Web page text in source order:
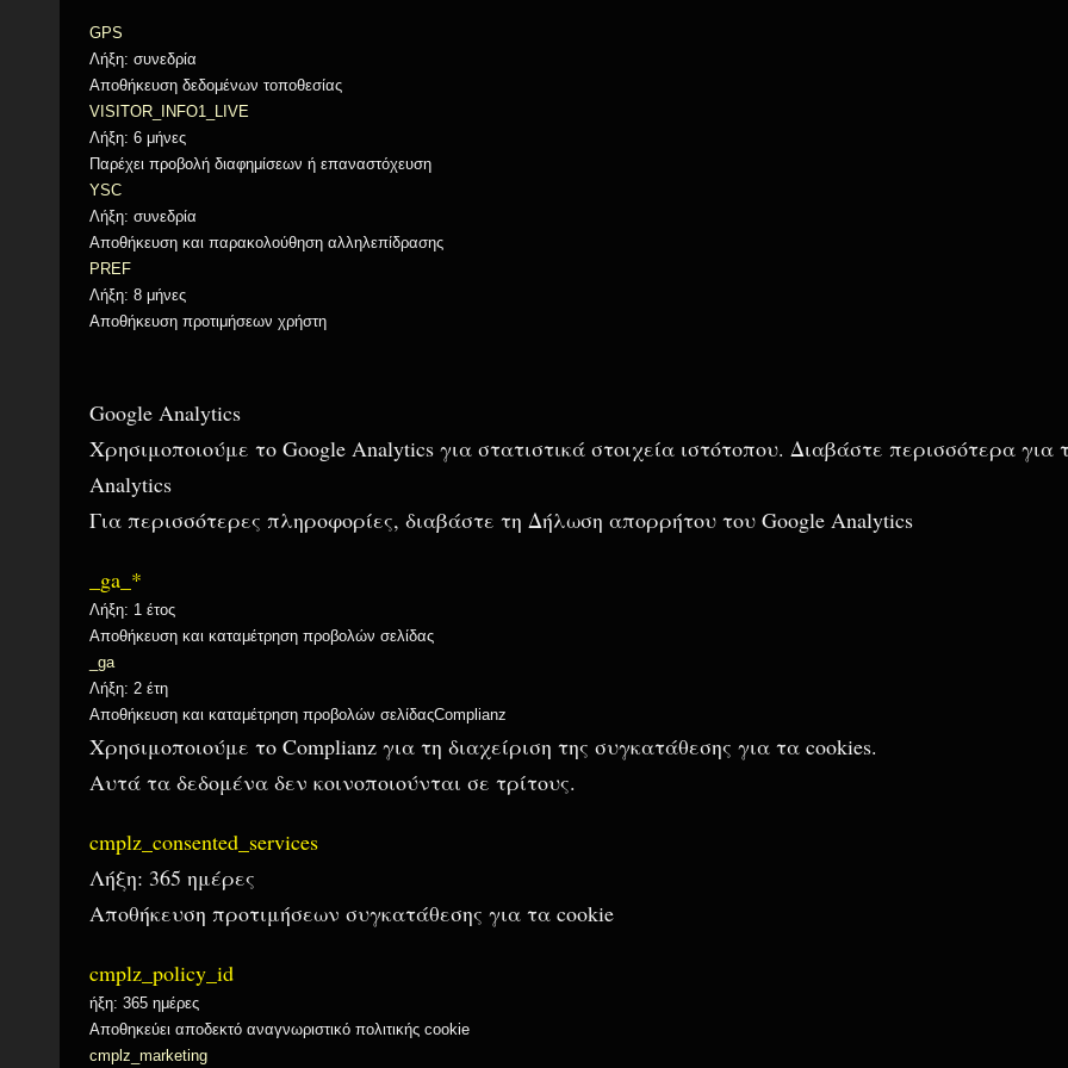
GPS
Λήξη: συνεδρία
Αποθήκευση δεδομένων τοποθεσίας
VISITOR_INFO1_LIVE
Λήξη: 6 μήνες
Παρέχει προβολή διαφημίσεων ή επαναστόχευση
YSC
Λήξη: συνεδρία
Αποθήκευση και παρακολούθηση αλληλεπίδρασης
PREF
Λήξη: 8 μήνες
Αποθήκευση προτιμήσεων χρήστη
Google Analytics
Χρησιμοποιούμε το Google Analytics για στατιστικά στοιχεία ιστότοπου. Διαβάστε περισσότερα για
Analytics
Για περισσότερες πληροφορίες, διαβάστε τη Δήλωση απορρήτου του Google Analytics
_ga_*
Λήξη: 1 έτος
Αποθήκευση και καταμέτρηση προβολών σελίδας
_ga
Λήξη: 2 έτη
Αποθήκευση και καταμέτρηση προβολών σελίδαςComplianz
Χρησιμοποιούμε το Complianz για τη διαχείριση της συγκατάθεσης για τα cookies.
Αυτά τα δεδομένα δεν κοινοποιούνται σε τρίτους.
cmplz_consented_services
Λήξη: 365 ημέρες
Αποθήκευση προτιμήσεων συγκατάθεσης για τα cookie
cmplz_policy_id
ήξη: 365 ημέρες
Αποθηκεύει αποδεκτό αναγνωριστικό πολιτικής cookie
cmplz_marketing